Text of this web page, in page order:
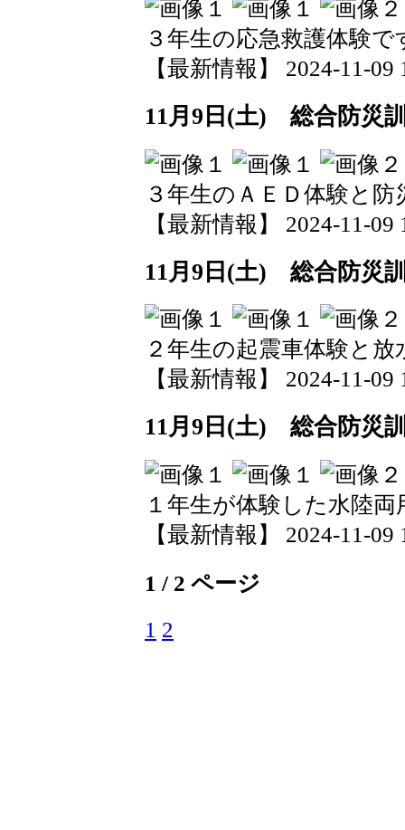
３年生の応急救護体験で
【最新情報】 2024-11-09
11月9日(土) 総合防災
３年生のＡＥＤ体験と
【最新情報】 2024-11-09
11月9日(土) 総合防災
２年生の起震車体験と放
【最新情報】 2024-11-09
11月9日(土) 総合防災
１年生が体験した水陸両
【最新情報】 2024-11-09
1 / 2 ページ
1 2